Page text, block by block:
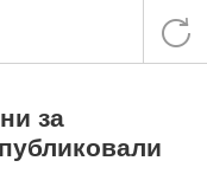
за